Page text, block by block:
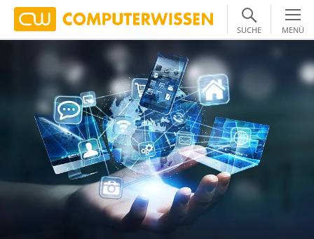
SUCHE MENÜ